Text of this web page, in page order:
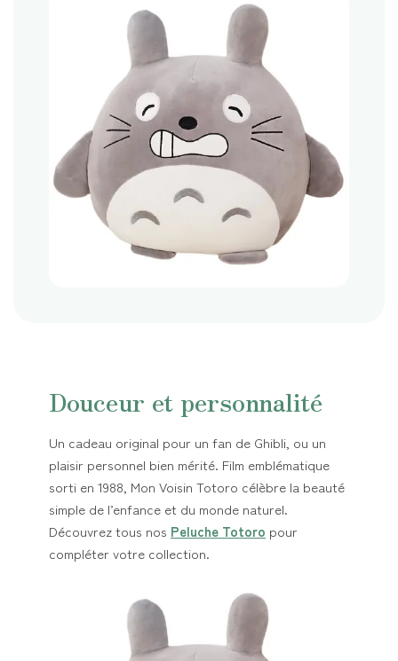
Douceur et personnalité
Un cadeau original pour un fan de Ghibli, ou un
plaisir personnel bien mérité. Film emblématique
sorti en 1988, Mon Voisin Totoro célèbre la beauté
simple de l’enfance et du monde naturel.
Découvrez tous nos Peluche Totoro pour
compléter votre collection.